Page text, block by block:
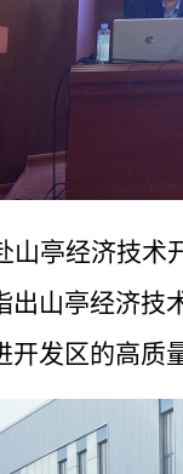
山亭经济技术
出山亭经济技
发区的高质